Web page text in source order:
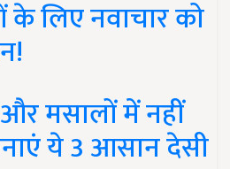
के लिए नवाचार को
मसालों में नहीं
ये 3 आसान देसी